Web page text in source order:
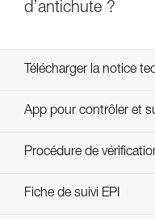
d’antichute ?
App pour contrôler et
Procédure de
verif-EPI-
Fiche de suivi EPI